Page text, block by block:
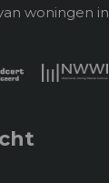
woningen in